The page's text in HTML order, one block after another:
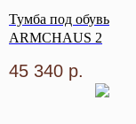
Тумба под обувь
ARMCHAUS 2
45 340 р.